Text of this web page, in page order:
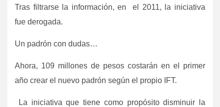
Tras filtrarse la información, en el 2011, la iniciativa
fue derogada.
Un padrón con dudas…
Ahora, 109 millones de pesos costarán en el primer
año crear el nuevo padrón según el propio IFT.
La iniciativa que tiene como propósito disminuir la